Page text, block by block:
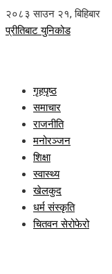
२०८३ साउन २१, बिहिबार
प्रीतिबाट युनिकोड
गृहपृष्ठ
समाचार
राजनीति
मनोरञ्जन
शिक्षा
स्वास्थ्य
खेलकुद
धर्म संस्कृति
चितवन सेरोफेरो